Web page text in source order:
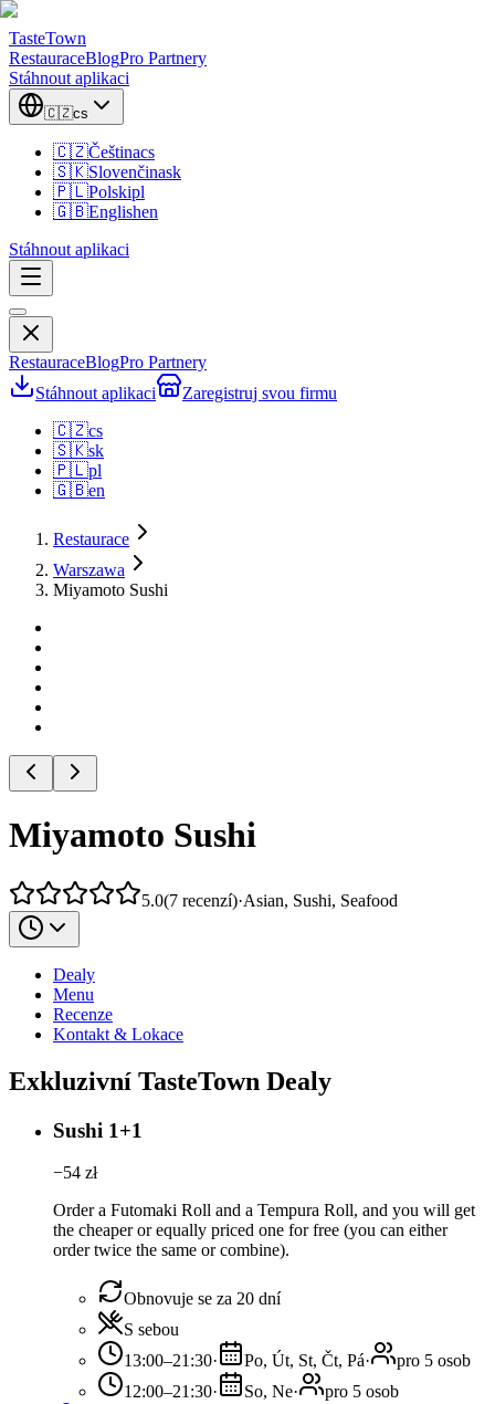
TasteTown
RestauraceBlogPro Partnery
Stáhnout aplikaci
🇨🇿cs
🇨🇿Češtinacs
🇸🇰Slovenčinask
🇵🇱Polskipl
🇬🇧Englishen
Stáhnout aplikaci
RestauraceBlogPro Partnery
Stáhnout aplikaci
Zaregistruj svou firmu
🇨🇿cs
🇸🇰sk
🇵🇱pl
🇬🇧en
Restaurace
Warszawa
Miyamoto Sushi
Miyamoto Sushi
5.0(7 recenzí)·Asian, Sushi, Seafood
Dealy
Menu
Recenze
Kontakt & Lokace
Exkluzivní TasteTown Dealy
Sushi 1+1
−54 zł
Order a Futomaki Roll and a Tempura Roll, and you will get
the cheaper or equally priced one for free (you can either
order twice the same or combine).
Obnovuje se za 20 dní
S sebou
13:00–21:30· Po, Út, St, Čt, Pá·
pro 5 osob
12:00–21:30· So, Ne·
pro 5 osob